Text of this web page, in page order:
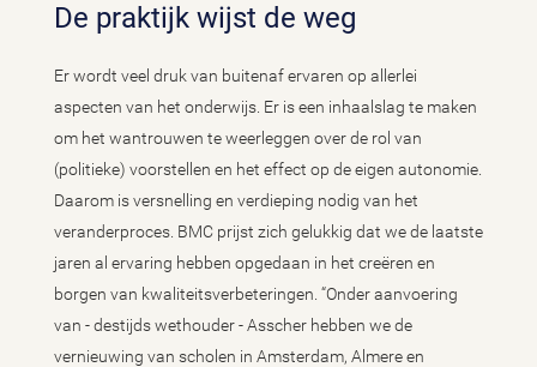
De praktijk wijst de weg
Er wordt veel druk van buitenaf ervaren op allerlei
aspecten van het onderwijs. Er is een inhaalslag te maken
om het wantrouwen te weerleggen over de rol van
(politieke) voorstellen en het effect op de eigen autonomie.
Daarom is versnelling en verdieping nodig van het
veranderproces. BMC prijst zich gelukkig dat we de laatste
jaren al ervaring hebben opgedaan in het creëren en
borgen van kwaliteitsverbeteringen. “Onder aanvoering
van - destijds wethouder - Asscher hebben we de
vernieuwing van scholen in Amsterdam, Almere en